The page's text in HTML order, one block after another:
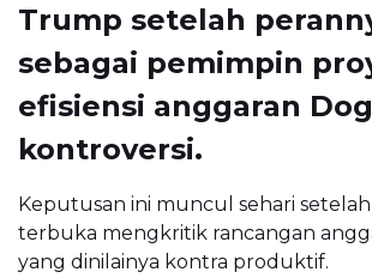
Trump setelah
sebagai pemimpin
efisiensi anggaran
kontroversi.
Keputusan ini muncul sehari setelah
terbuka mengkritik rancangan
yang dinilainya kontra produktif.